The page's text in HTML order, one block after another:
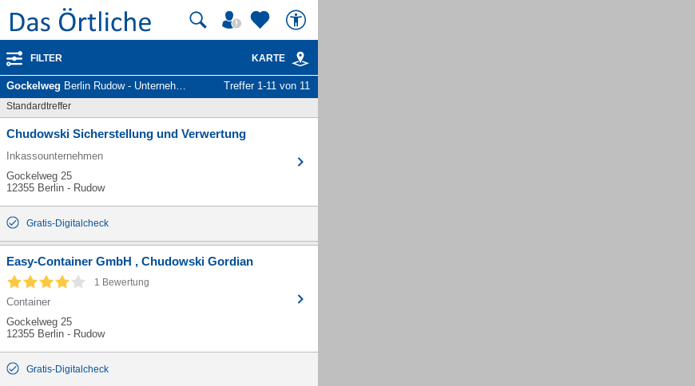
FILTER KARTE
Gockelweg Berlin Rudow - Unternehmen und Personen Treffer 1-11 von 11
Standardtreffer
Chudowski Sicherstellung und Verwertung
Inkassounternehmen
Gockelweg 25
12355 Berlin - Rudow
Gratis-Digitalcheck
Easy-Container GmbH , Chudowski Gordian
1 Bewertung
Container
Gockelweg 25
12355 Berlin - Rudow
Gratis-Digitalcheck